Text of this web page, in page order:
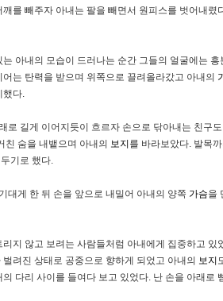
빼주자 아내는 팔을 빼면서 원피스를 벗어내
아내의 모습이 드러나는 순간 그들의 얼굴에는
는 탄력을 받으며 위쪽으로 끌려올라갔고 아내의
했다.
길게 이어지듯이 흐르자 손으로 닦아내는 친구
친 숨을 내뱉으며 아내의 보지 를 바라보았다. 발목
기로 했다.
대게 한 뒤 손을 앞으로 내밀어 아내의 양쪽 가슴을
지 않고 보려는 사람들처럼 아내에게 집중하고
려진 상태로 공중으로 향하게 되었고 아내의 보지
다리 사이를 들여다 보고 있었다. 난 손을 아래로